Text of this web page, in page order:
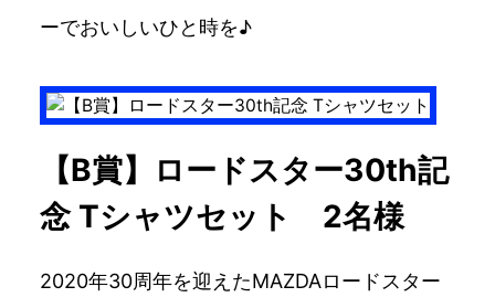
ーでおいしいひと時を♪
【B賞】ロードスター30th記
念 Tシャツセット 2名様
2020年30周年を迎えたMAZDAロードスター